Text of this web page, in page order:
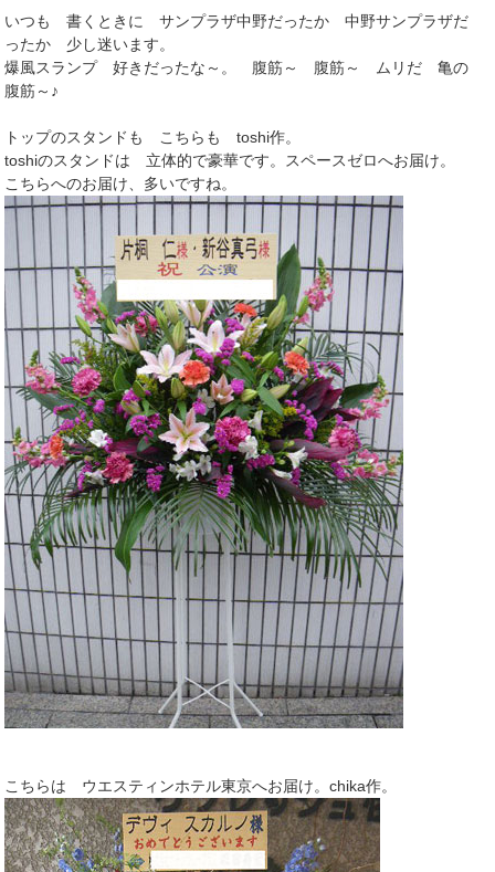
いつも 書くときに サンプラザ中野だったか 中野サンプラザだ
ったか 少し迷います。
爆風スランプ 好きだったな～。 腹筋～ 腹筋～ ムリだ 亀の
腹筋～♪
トップのスタンドも こちらも toshi作。
toshiのスタンドは 立体的で豪華です。スペースゼロへお届け。
こちらへのお届け、多いですね。
こちらは ウエスティンホテル東京へお届け。chika作。